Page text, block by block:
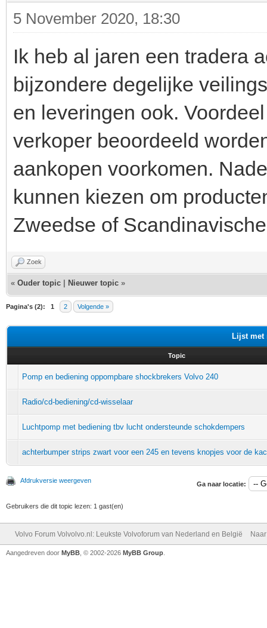
5 November 2020, 18:30
Ik heb al jaren een tradera
bijzondere degelijke
en leveringen ook.
verkoper beoordeeld
aankopen voorkomen.
kunnen kiezen om
Zweedse of
Zoek
« Ouder topic Nieuwer topic »
Pagina's (2): 1 2 Volgende »
Lijst met
Topic
Pomp en bediening oppompbare shockbrekers Volvo 240
Radio/cd-bediening/cd-wisselaar
Luchtpomp met bediening tbv lucht ondersteunde schokdempers
achterbumper strips zwart voor een 245 en tevens knopjes voor de
Afdrukversie weergeven Ga naar locatie:
Gebruikers die dit topic lezen: 1 gast(en)
Volvo Forum Volvolvo.nl: Leukste Volvoforum van Nederland en België
Aangedreven door MyBB , © 2002-2026 MyBB Group